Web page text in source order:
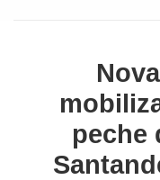
peche